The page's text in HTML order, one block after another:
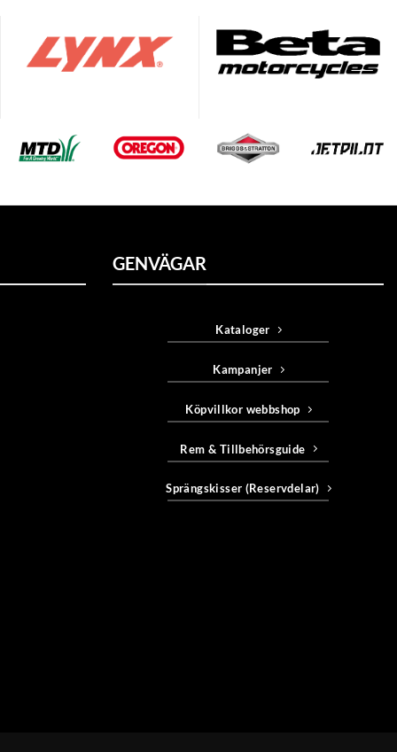
GENVÄGAR
Kataloger
Kampanjer
Köpvillkor webbshop
Rem & Tillbehörsguide
Sprängskisser (Reservdelar)